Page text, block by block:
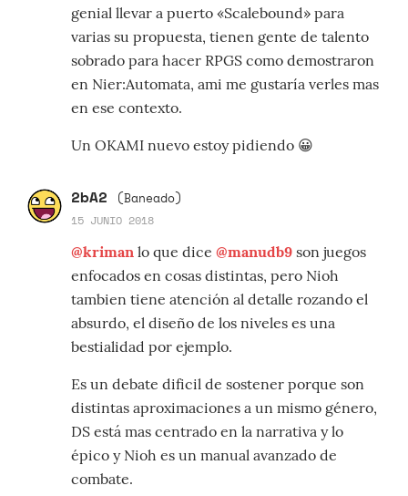
genial llevar a puerto «Scalebound» para
varias su propuesta, tienen gente de talento
sobrado para hacer RPGS como demostraron
en Nier:Automata, ami me gustaría verles mas
en ese contexto.
Un OKAMI nuevo estoy pidiendo 😀
2bA2 (Baneado)
15 JUNIO 2018
@kriman lo que dice @manudb9 son juegos
enfocados en cosas distintas, pero Nioh
tambien tiene atención al detalle rozando el
absurdo, el diseño de los niveles es una
bestialidad por ejemplo.
Es un debate dificil de sostener porque son
distintas aproximaciones a un mismo género,
DS está mas centrado en la narrativa y lo
épico y Nioh es un manual avanzado de
combate.